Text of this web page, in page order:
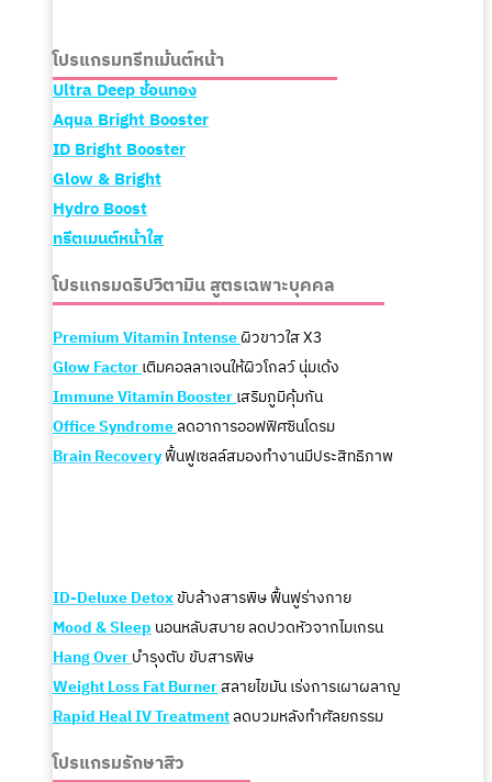
โปรแกรมทรีทเม้นต์หน้า
Ultra Deep ช้อนทอง
Aqua Bright Booster
ID Bright Booster
Glow & Bright
Hydro Boost
ทรีตเมนต์หน้าใส
โปรแกรมดริปวิตามิน สูตรเฉพาะบุคคล
Premium Vitamin Intenseผิวขาวใส X3
Glow Factorเติมคอลลาเจนให้ผิวโกลว์ นุ่มเด้ง
Immune Vitamin Boosterเสริมภูมิคุ้มกัน
Office Syndromeลดอาการออฟฟิศซินโดรม
Brain Recoveryฟื้นฟูเซลล์สมองทำงานมีประสิทธิภาพ
ID-Deluxe Detoxขับล้างสารพิษ ฟื้นฟูร่างกาย
Mood & Sleepนอนหลับสบาย ลดปวดหัวจากไมเกรน
Hang Overบำรุงตับ ขับสารพิษ
Weight Loss Fat Burnerสลายไขมัน เร่งการเผาผลาญ
Rapid Heal IV Treatmentลดบวมหลังทำศัลยกรรม
โปรแกรมรักษาสิว